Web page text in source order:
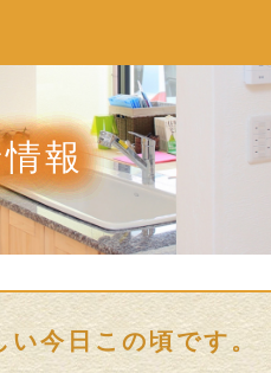
報
い今日この頃です。